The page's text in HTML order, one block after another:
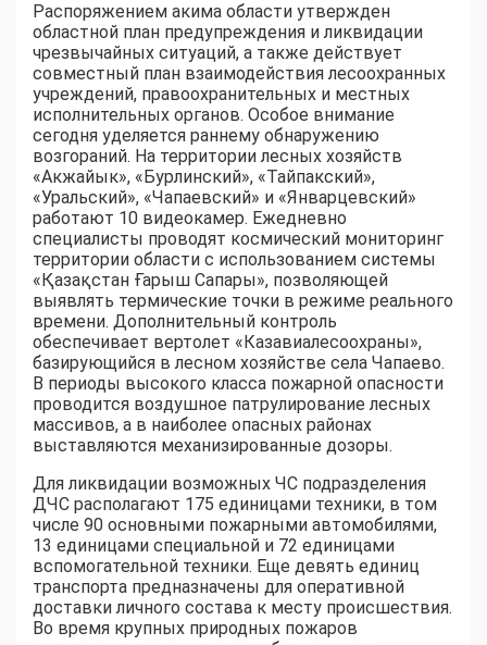
Распоряжением акима области утвержден
областной план предупреждения и ликвидации
чрезвычайных ситуаций, а также действует
совместный план взаимодействия лесоохранных
учреждений, правоохранительных и местных
исполнительных органов. Особое внимание
сегодня уделяется раннему обнаружению
возгораний. На территории лесных хозяйств
«Акжайык», «Бурлинский», «Тайпакский»,
«Уральский», «Чапаевский» и «Январцевский»
работают 10 видеокамер. Ежедневно
специалисты проводят космический мониторинг
территории области с использованием системы
«Қазақстан Ғарыш Сапары», позволяющей
выявлять термические точки в режиме реального
времени. Дополнительный контроль
обеспечивает вертолет «Казавиалесоохраны»,
базирующийся в лесном хозяйстве села Чапаево.
В периоды высокого класса пожарной опасности
проводится воздушное патрулирование лесных
массивов, а в наиболее опасных районах
выставляются механизированные дозоры.
Для ликвидации возможных ЧС подразделения
ДЧС располагают 175 единицами техники, в том
числе 90 основными пожарными автомобилями,
13 единицами специальной и 72 единицами
вспомогательной техники. Еще девять единиц
транспорта предназначены для оперативной
доставки личного состава к месту происшествия.
Во время крупных природных пожаров